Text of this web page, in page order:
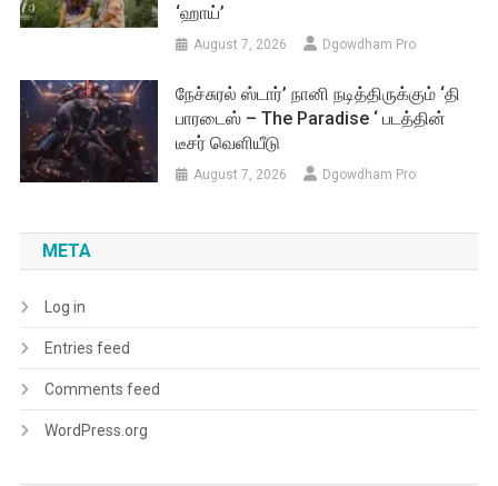
‘ஹாய்’
August 7, 2026 Dgowdham Pro
நேச்சுரல் ஸ்டார்’ நானி நடித்திருக்கும் ‘தி
பாரடைஸ் – The Paradise ‘ படத்தின்
டீசர் வெளியீடு
August 7, 2026 Dgowdham Pro
META
Log in
Entries feed
Comments feed
WordPress.org